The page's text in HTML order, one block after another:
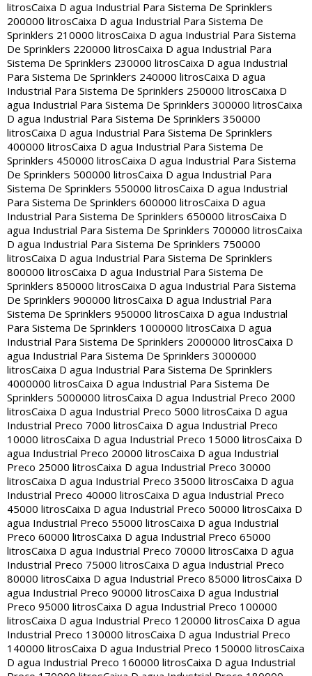
litrosCaixa D agua Industrial Para Sistema De Sprinklers
200000 litrosCaixa D agua Industrial Para Sistema De
Sprinklers 210000 litrosCaixa D agua Industrial Para Sistema
De Sprinklers 220000 litrosCaixa D agua Industrial Para
Sistema De Sprinklers 230000 litrosCaixa D agua Industrial
Para Sistema De Sprinklers 240000 litrosCaixa D agua
Industrial Para Sistema De Sprinklers 250000 litrosCaixa D
agua Industrial Para Sistema De Sprinklers 300000 litrosCaixa
D agua Industrial Para Sistema De Sprinklers 350000
litrosCaixa D agua Industrial Para Sistema De Sprinklers
400000 litrosCaixa D agua Industrial Para Sistema De
Sprinklers 450000 litrosCaixa D agua Industrial Para Sistema
De Sprinklers 500000 litrosCaixa D agua Industrial Para
Sistema De Sprinklers 550000 litrosCaixa D agua Industrial
Para Sistema De Sprinklers 600000 litrosCaixa D agua
Industrial Para Sistema De Sprinklers 650000 litrosCaixa D
agua Industrial Para Sistema De Sprinklers 700000 litrosCaixa
D agua Industrial Para Sistema De Sprinklers 750000
litrosCaixa D agua Industrial Para Sistema De Sprinklers
800000 litrosCaixa D agua Industrial Para Sistema De
Sprinklers 850000 litrosCaixa D agua Industrial Para Sistema
De Sprinklers 900000 litrosCaixa D agua Industrial Para
Sistema De Sprinklers 950000 litrosCaixa D agua Industrial
Para Sistema De Sprinklers 1000000 litrosCaixa D agua
Industrial Para Sistema De Sprinklers 2000000 litrosCaixa D
agua Industrial Para Sistema De Sprinklers 3000000
litrosCaixa D agua Industrial Para Sistema De Sprinklers
4000000 litrosCaixa D agua Industrial Para Sistema De
Sprinklers 5000000 litrosCaixa D agua Industrial Preco 2000
litrosCaixa D agua Industrial Preco 5000 litrosCaixa D agua
Industrial Preco 7000 litrosCaixa D agua Industrial Preco
10000 litrosCaixa D agua Industrial Preco 15000 litrosCaixa D
agua Industrial Preco 20000 litrosCaixa D agua Industrial
Preco 25000 litrosCaixa D agua Industrial Preco 30000
litrosCaixa D agua Industrial Preco 35000 litrosCaixa D agua
Industrial Preco 40000 litrosCaixa D agua Industrial Preco
45000 litrosCaixa D agua Industrial Preco 50000 litrosCaixa D
agua Industrial Preco 55000 litrosCaixa D agua Industrial
Preco 60000 litrosCaixa D agua Industrial Preco 65000
litrosCaixa D agua Industrial Preco 70000 litrosCaixa D agua
Industrial Preco 75000 litrosCaixa D agua Industrial Preco
80000 litrosCaixa D agua Industrial Preco 85000 litrosCaixa D
agua Industrial Preco 90000 litrosCaixa D agua Industrial
Preco 95000 litrosCaixa D agua Industrial Preco 100000
litrosCaixa D agua Industrial Preco 120000 litrosCaixa D agua
Industrial Preco 130000 litrosCaixa D agua Industrial Preco
140000 litrosCaixa D agua Industrial Preco 150000 litrosCaixa
D agua Industrial Preco 160000 litrosCaixa D agua Industrial